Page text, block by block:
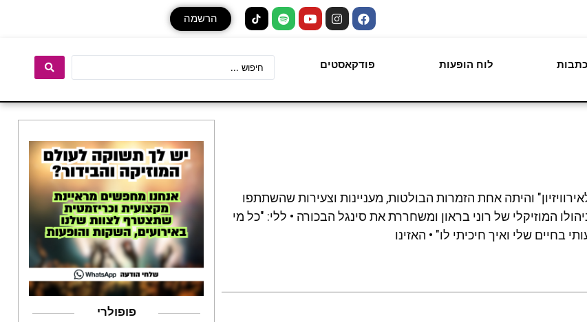
הרשמה
כתבות לוח הופעות פודקאסטים
בגיל 16 ב"כוכב הבא לאירוויזיון" והיתה אחת הזמרות הבולטות, מעניינות וצעירות שהשתתפו
המוזיקלי של רוני בראון ומשחררת את סינגל הבכורה • ללי: "כל מי
בחיים שלי ואיך חיכיתי לו" • האזינו
פופולרי